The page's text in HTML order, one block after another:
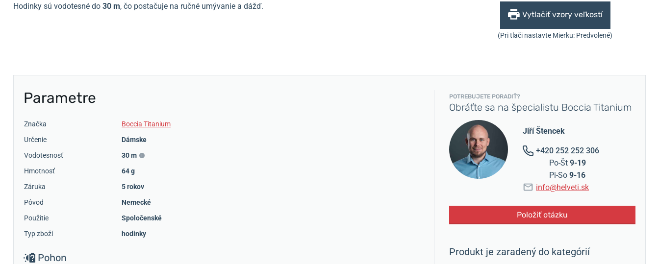
Hodinky sú vodotesné do 30 m, čo postačuje na ručné umývanie a dážď.
Vytlačiť vzory veľkostí
(Pri tlači nastavte Mierku: Predvolené)
Parametre
Značka
Boccia Titanium
Určenie
Dámske
Vodotesnosť
30 m
Hmotnosť
64 g
Záruka
5 rokov
Pôvod
Nemecké
Použitie
Spoločenské
Typ zboží
hodinky
Pohon
POTREBUJETE PORADIŤ?
Obráťte sa na špecialistu Boccia Titanium
Jiří Štencek
+420 252 252 306
Po-Št 9-19
Pi-So 9-16
info@helveti.sk
Položiť otázku
Produkt je zaradený do kategórií